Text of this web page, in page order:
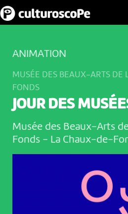
ANIMATION
MUSÉE DES BEAUX-ARTS
FONDS
JOUR DES
Musée des Beaux-Arts
Fonds - La Chaux-de-